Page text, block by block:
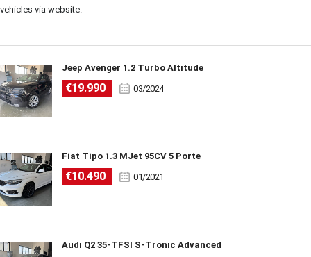
vehicles via website.
Jeep Avenger 1.2 Turbo Altitude
€19.990 03/2024
Fiat Tipo 1.3 MJet 95CV 5 Porte
€10.490 01/2021
Audi Q2 35-TFSI S-Tronic Advanced